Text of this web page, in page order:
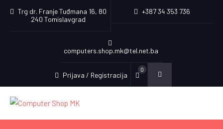
Trg dr. Franje Tuđmana 16, 80
240 Tomislavgrad
+387 34 353 736
computers.shop.mk@tel.net.ba
Prijava / Registracija
0